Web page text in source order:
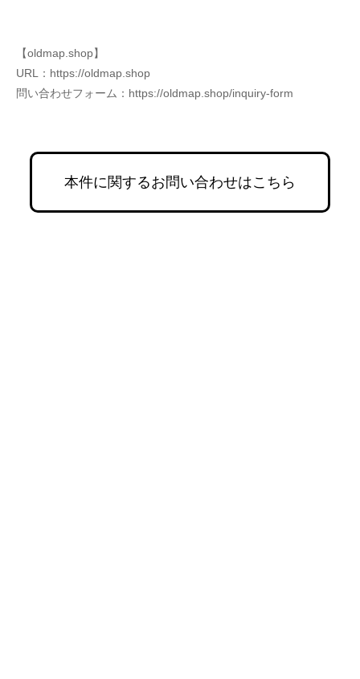
【oldmap.shop】
URL：https://oldmap.shop
問い合わせフォーム：https://oldmap.shop/inquiry-form
本件に関するお問い合わせはこちら